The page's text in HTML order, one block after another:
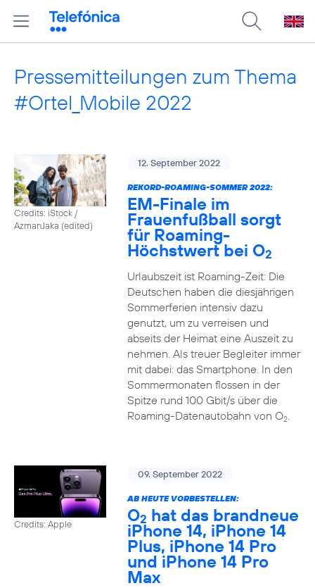
Pressemitteilungen zum Thema
#Ortel_Mobile 2022
Credits: iStock /
AzmanJaka (edited)
12. September 2022
REKORD-ROAMING-SOMMER 2022:
EM-Finale im
Frauenfußball sorgt
für Roaming-
Höchstwert bei O2
Urlaubszeit ist Roaming-Zeit: Die
Deutschen haben die diesjährigen
Sommerferien intensiv dazu
genutzt, um zu verreisen und
abseits der Heimat eine Auszeit zu
nehmen. Als treuer Begleiter immer
mit dabei: das Smartphone. In den
Sommermonaten flossen in der
Spitze rund 100 Gbit/s über die
Roaming-Datenautobahn von O2.
Credits: Apple
09. September 2022
AB HEUTE VORBESTELLEN:
O2 hat das brandneue
iPhone 14, iPhone 14
Plus, iPhone 14 Pro
und iPhone 14 Pro
Max